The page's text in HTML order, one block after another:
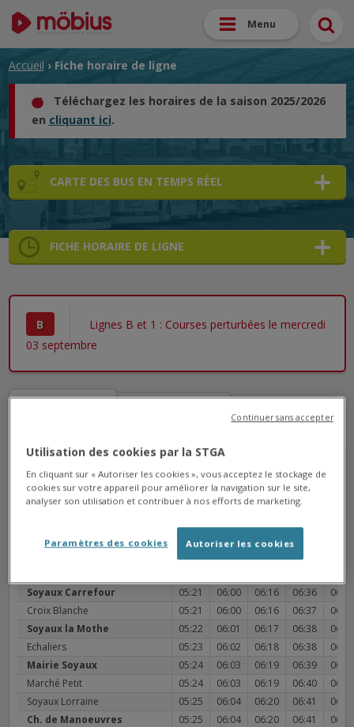
Menu
Accueil › Fiche horaire de ligne
Téléchargez les horaires de la saison 2025/2026
en cliquant ici.
CARTE DES BUS EN TEMPS RÉEL
FICHE HORAIRE DE LIGNE
B
Lignes B et 1 : Courses perturbées le mercredi
03 septembre
➜ ➜
Direction
ST MICHEL VOIE FERRÉE
Journée
Matin Après midi Soirée
Soyaux Carrefour
Croix Blanche
Soyaux la Mothe
Echaliers
Mairie Soyaux
Marché Petit
Soyaux Lorraine
Ch. de Manoeuvres
06:34
05:21
06:00 06:16 06:36
06:48
05:21
06:00 06:16 06:37
06:49
05:22
06:01 06:17 06:38
06:50
05:23
06:02 06:18 06:38
06:50
05:24
06:03 06:19 06:39
06:51
05:24
06:03 06:19 06:40
06:52
05:25
06:04 06:20 06:41
06:53
05:25
06:04 06:20 06:41
06:53
Utilisation des cookies par la STGA
En cliquant sur « Autoriser les cookies », vous acceptez le stockage de
cookies sur votre appareil pour améliorer la navigation sur le site,
analyser son utilisation et contribuer à nos efforts de marketing.
Autoriser les cookies
Paramètres des cookies
Continuer sans accepter